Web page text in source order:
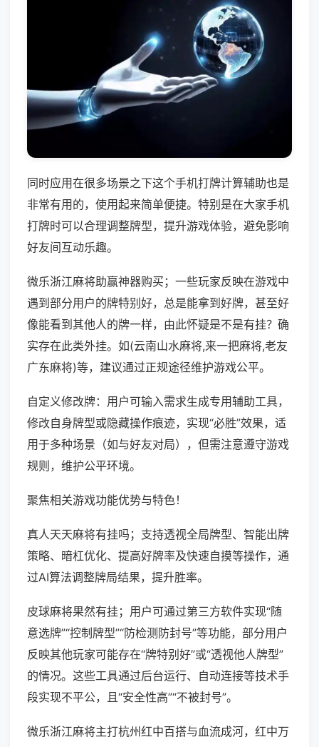
同时应用在很多场景之下这个手机打牌计算辅助也是
非常有用的，使用起来简单便捷。特别是在大家手机
打牌时可以合理调整牌型，提升游戏体验，避免影响
好友间互动乐趣。
微乐浙江麻将助赢神器购买；一些玩家反映在游戏中
遇到部分用户的牌特别好，总是能拿到好牌，甚至好
像能看到其他人的牌一样，由此怀疑是不是有挂？确
实存在此类外挂。如(云南山水麻将,来一把麻将,老友
广东麻将)等，建议通过正规途径维护游戏公平。
自定义修改牌：用户可输入需求生成专用辅助工具，
修改自身牌型或隐藏操作痕迹，实现“必胜”效果，适
用于多种场景（如与好友对局），但需注意遵守游戏
规则，维护公平环境。
聚焦相关游戏功能优势与特色！
真人天天麻将有挂吗；支持透视全局牌型、智能出牌
策略、暗杠优化、提高好牌率及快速自摸等操作，通
过AI算法调整牌局结果，提升胜率。
皮球麻将果然有挂；用户可通过第三方软件实现“随
意选牌”“控制牌型”“防检测防封号”等功能，部分用户
反映其他玩家可能存在“牌特别好”或“透视他人牌型”
的情况。这些工具通过后台运行、自动连接等技术手
段实现不平公，且“安全性高”“不被封号”。
微乐浙江麻将主打杭州红中百搭与血流成河，红中万